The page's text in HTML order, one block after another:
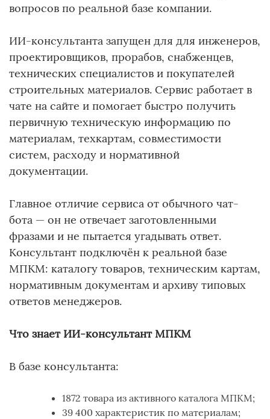
вопросов по реальной базе компании.
ИИ-консультанта запущен для для инженеров,
проектировщиков, прорабов, снабженцев,
технических специалистов и покупателей
строительных материалов. Сервис работает в
чате на сайте и помогает быстро получить
первичную техническую информацию по
материалам, техкартам, совместимости
систем, расходу и нормативной
документации.
Главное отличие сервиса от обычного чат-
бота — он не отвечает заготовленными
фразами и не пытается угадывать ответ.
Консультант подключён к реальной базе
МПКМ: каталогу товаров, техническим картам,
нормативным документам и архиву типовых
ответов менеджеров.
Что знает ИИ-консультант МПКМ
В базе консультанта:
1872 товара из активного каталога МПКМ;
39 400 характеристик по материалам;